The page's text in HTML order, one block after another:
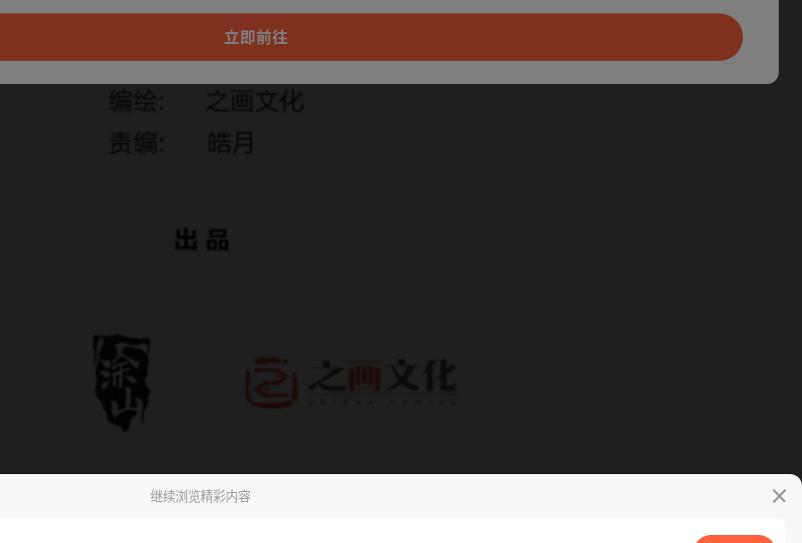
继续浏览精彩内容
本章节仅支持App阅读，可打开App新用
户7天免费看立即前往